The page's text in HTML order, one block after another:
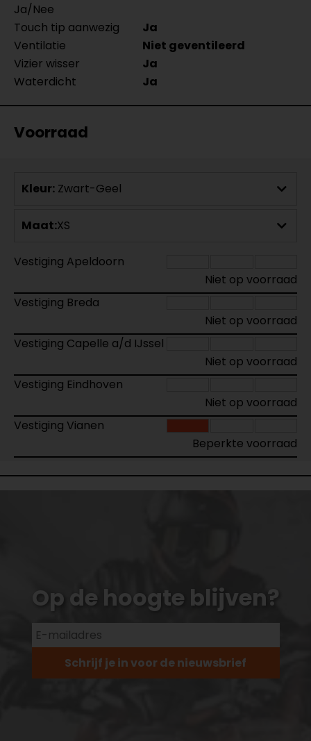
Ja/Nee
Touch tip aanwezig
Ja
Ventilatie
Niet geventileerd
Vizier wisser
Ja
Waterdicht
Ja
Voorraad
Kleur: Zwart-Geel
Maat:XS
Vestiging Apeldoorn
Niet op voorraad
Vestiging Breda
Niet op voorraad
Vestiging Capelle a/d IJssel
Niet op voorraad
Vestiging Eindhoven
Niet op voorraad
Vestiging Vianen
Beperkte voorraad
Op de hoogte blijven?
Schrijf je in voor de nieuwsbrief